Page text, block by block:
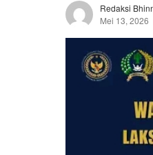
Redaksi
Mei 13, 2026